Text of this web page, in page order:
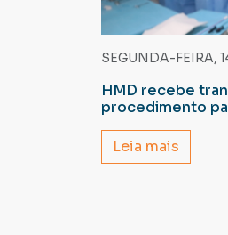
SEGUNDA-FEIRA,
HMD recebe
procedimento
Leia mais